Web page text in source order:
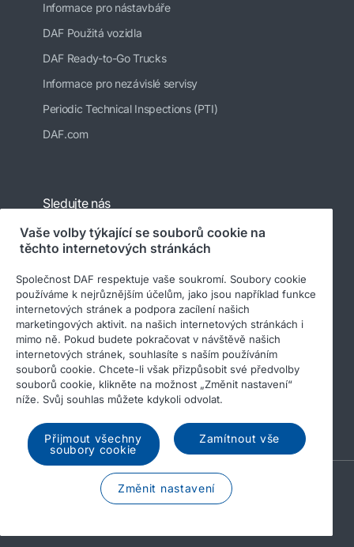
Informace pro nástavbáře
DAF Použitá vozidla
DAF Ready-to-Go Trucks
Informace pro nezávislé servisy
Periodic Technical Inspections (PTI)
DAF.com
Sledujte nás
© 2026 DAF
Právní upozornění
Prohlášení o ochraně osobních údajů
Všeobecné obchodní podmínky
Income Tax Report
A PACCAR COMPANY
DRIVEN BY QUALITY
Vaše volby týkající se souborů cookie na
těchto internetových stránkách
Společnost DAF respektuje vaše soukromí. Soubory cookie
používáme k nejrůznějším účelům, jako jsou například funkce
internetových stránek a podpora zacílení našich
marketingových aktivit. na našich internetových stránkách i
mimo ně. Pokud budete pokračovat v návštěvě našich
internetových stránek, souhlasíte s naším používáním
souborů cookie. Chcete-li však přizpůsobit své předvolby
souborů cookie, klikněte na možnost „Změnit nastavení“
níže. Svůj souhlas můžete kdykoli odvolat.
Přijmout všechny
soubory cookie
Zamítnout vše
Změnit nastavení